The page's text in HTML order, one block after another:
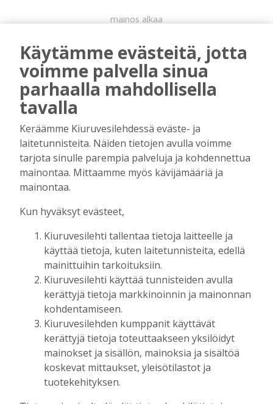
mainos alkaa
mainos päättyy
AIEMMIN AIHEESTA
Biokaasu, Hingunniemi, tiet,
rahoitusasiat, työllisyys, lääkäripula… –
ministeri Sari Essayahin kanssa piisasi
keskustelunaiheita
Tilaajille
Aku Laatikainen 6.8.2026 16:00
Käytämme evästeitä, jotta
voimme palvella sinua
parhaalla mahdollisella
tavalla
Keräämme Kiuruvesilehdessä eväste- ja
laitetunnisteita. Näiden tietojen avulla voimme
tarjota sinulle parempia palveluja ja kohdennettua
mainontaa. Mittaamme myös kävijämääriä ja
mainontaa.
Kun hyväksyt evästeet,
Kiuruvesilehti tallentaa tietoja laitteelle ja
käyttää tietoja, kuten laitetunnisteita, edellä
mainittuihin tarkoituksiin.
Kiuruvesilehti käyttää tunnisteiden avulla
kerättyjä tietoja markkinoinnin ja mainonnan
kohdentamiseen.
Kiuruvesilehden kumppanit käyttävät
kerättyjä tietoja toteuttaakseen yksilöidyt
mainokset ja sisällön, mainoksia ja sisältöä
koskevat mittaukset, yleisötilastot ja
tuotekehityksen.